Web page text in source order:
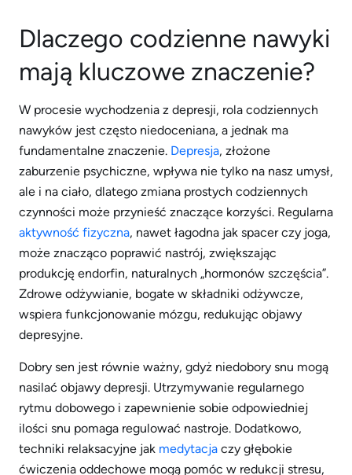
Dlaczego codzienne nawyki
mają kluczowe znaczenie?
W procesie wychodzenia z depresji, rola codziennych
nawyków jest często niedoceniana, a jednak ma
fundamentalne znaczenie. Depresja, złożone
zaburzenie psychiczne, wpływa nie tylko na nasz umysł,
ale i na ciało, dlatego zmiana prostych codziennych
czynności może przynieść znaczące korzyści. Regularna
aktywność fizyczna, nawet łagodna jak spacer czy joga,
może znacząco poprawić nastrój, zwiększając
produkcję endorfin, naturalnych „hormonów szczęścia”.
Zdrowe odżywianie, bogate w składniki odżywcze,
wspiera funkcjonowanie mózgu, redukując objawy
depresyjne.
Dobry sen jest równie ważny, gdyż niedobory snu mogą
nasilać objawy depresji. Utrzymywanie regularnego
rytmu dobowego i zapewnienie sobie odpowiedniej
ilości snu pomaga regulować nastroje. Dodatkowo,
techniki relaksacyjne jak medytacja czy głębokie
ćwiczenia oddechowe mogą pomóc w redukcji stresu,